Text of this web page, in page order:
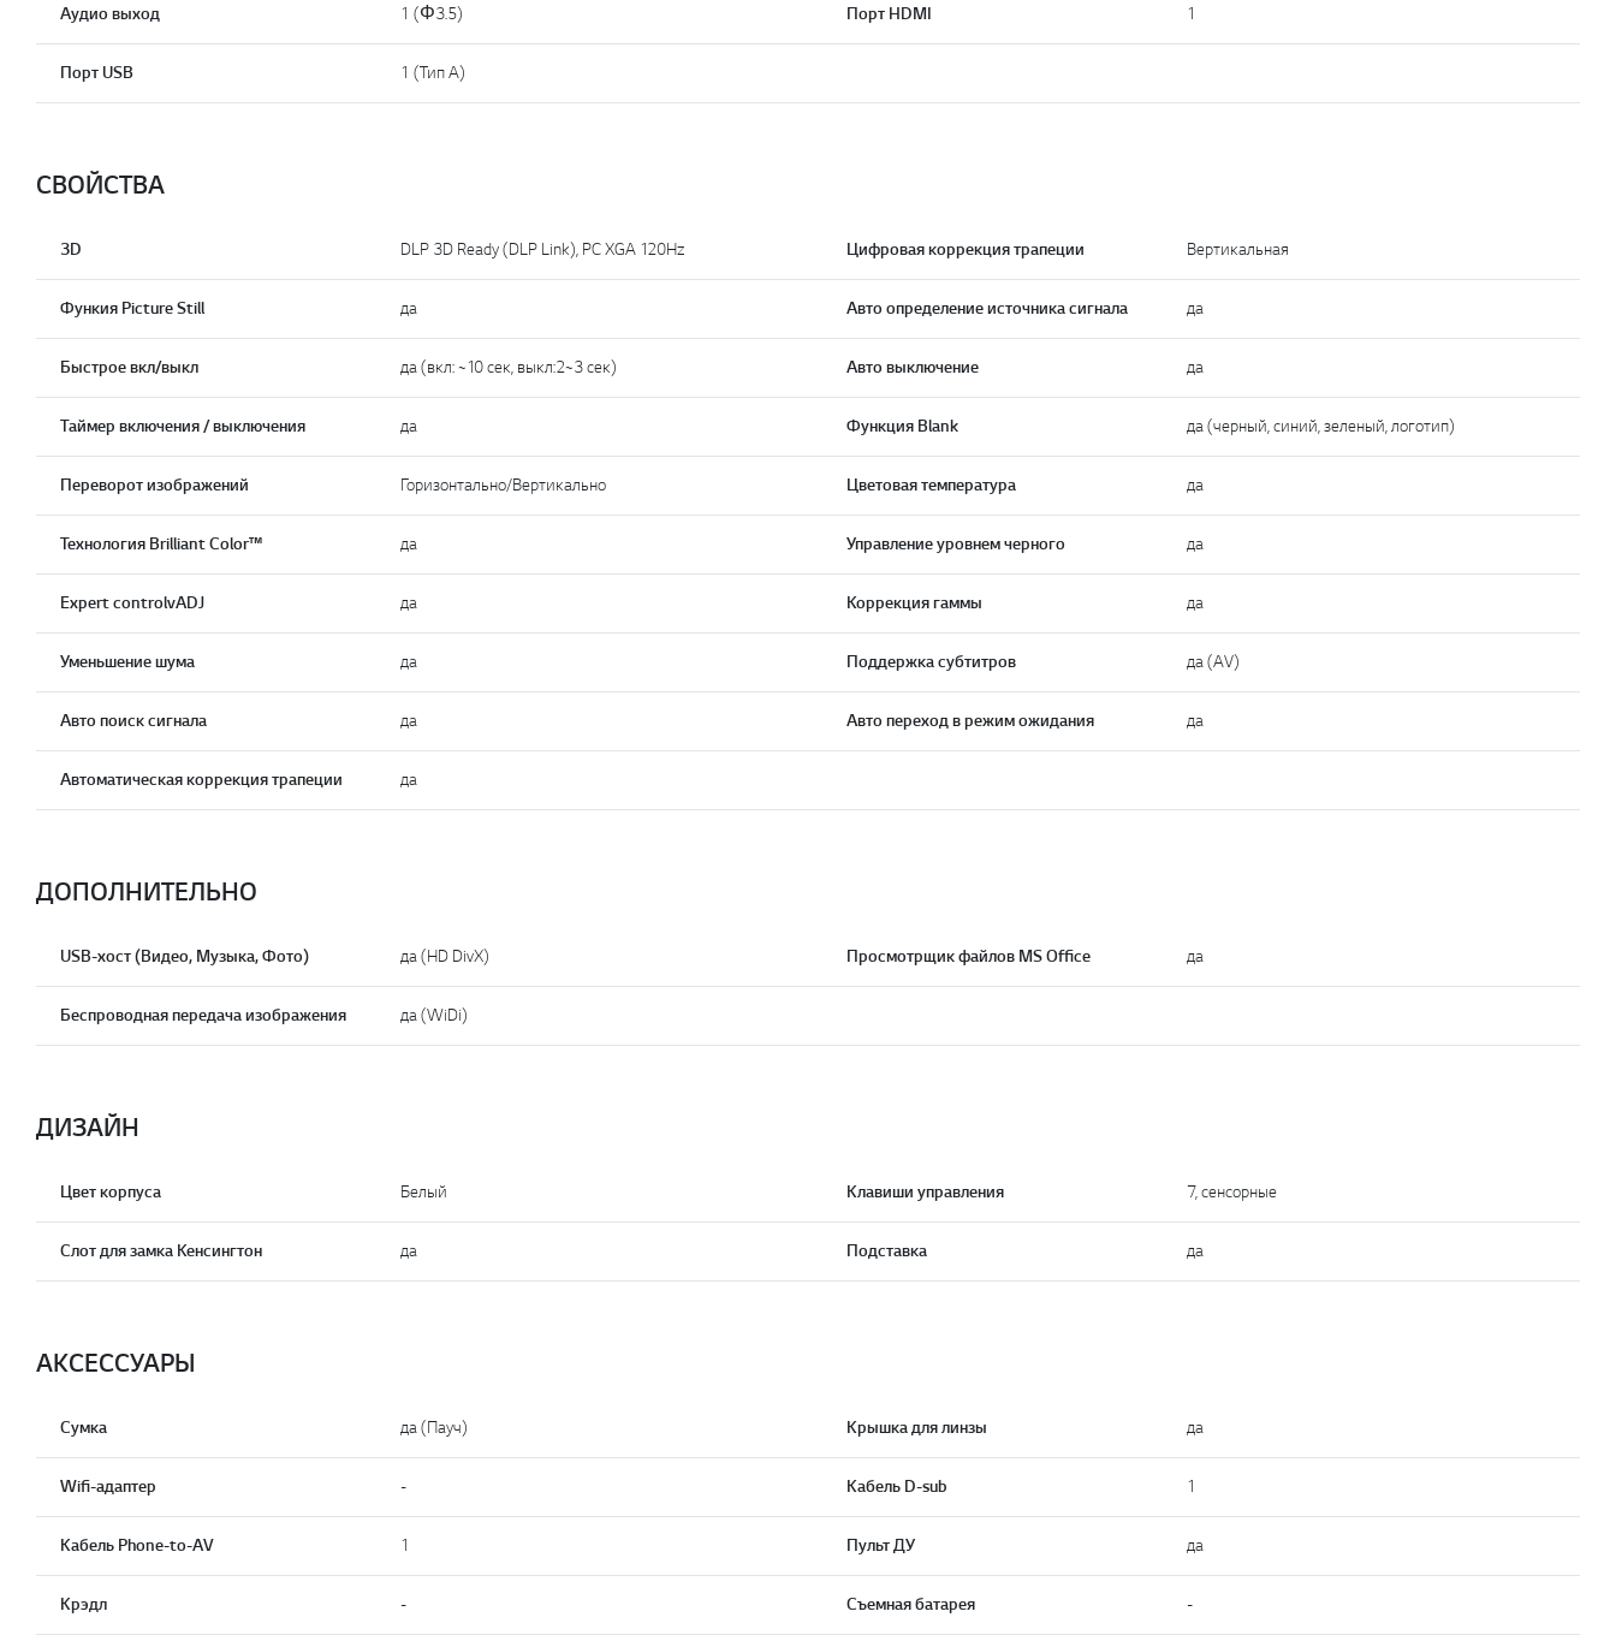
Аудио выход 1 (Φ3.5) Порт HDMI 1
Порт USB 1 (Тип A)
СВОЙСТВА
3D DLP 3D Ready (DLP Link), PC XGA 120Hz Цифровая коррекция трапеции Вертикальная
Функия Picture Still да Авто определение источника сигнала да
Быстрое вкл/выкл да (вкл: ~10 сек, выкл:2~3 сек) Авто выключение да
Таймер включения / выключения да Функция Blank да (черный, синий, зеленый, логотип)
Переворот изображений Горизонтально/Вертикально Цветовая температура да
Технология Brilliant Color™ да Управление уровнем черного да
Expert controlvADJ да Коррекция гаммы да
Уменьшение шума да Поддержка субтитров да (AV)
Авто поиск сигнала да Авто переход в режим ожидания да
Автоматическая коррекция трапеции да
ДОПОЛНИТЕЛЬНО
USB-хост (Видео, Музыка, Фото) да (HD DivX) Просмотрщик файлов MS Office да
Беспроводная передача изображения да (WiDi)
ДИЗАЙН
Цвет корпуса Белый Клавиши управления 7, сенсорные
Слот для замка Кенсингтон да Подставка да
АКСЕССУАРЫ
Сумка да (Пауч) Крышка для линзы да
Wifi-адаптер - Кабель D-sub 1
Кабель Phone-to-AV 1 Пульт ДУ да
Крэдл - Съемная батарея -